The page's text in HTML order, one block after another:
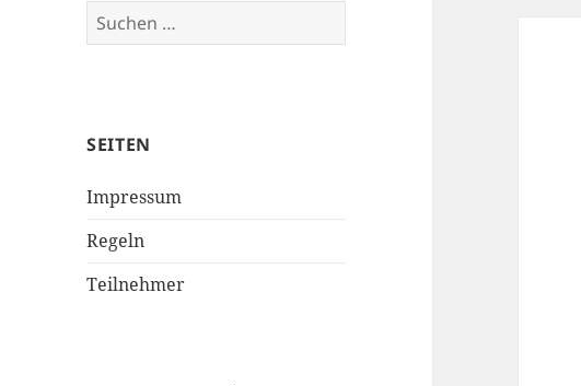
Suchen
nach:
SEITEN
Impressum
Regeln
Teilnehmer